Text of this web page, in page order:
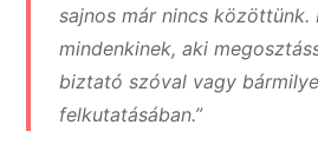
sajnos már nincs közöttünk.
mindenkinek, aki
biztató szóval vagy
felkutatásában.”